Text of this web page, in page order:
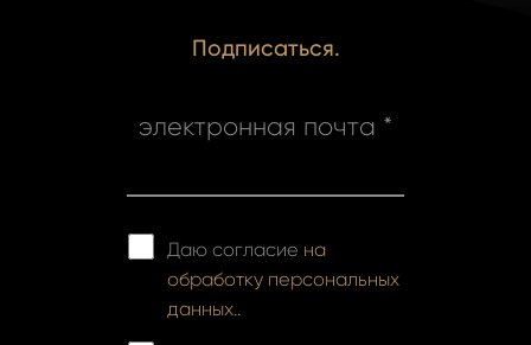
Подписаться.
электронная почта *
Даю согласие на
обработку персональных
данных..